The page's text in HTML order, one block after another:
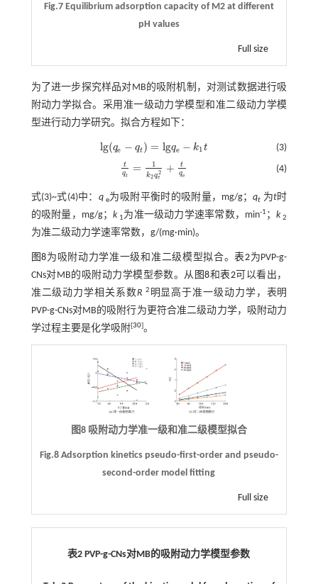
Fig.7 Equilibrium adsorption capacity of M2 at different
pH values
Full size
为了进一步探究样品对MB的吸附机制，对测试数据进行吸
附动力学拟合。采用准一级动力学模型和准二级动力学模
型进行动力学研究。拟合方程如下：
lg(qe − qt ) = lgqe − k1t
lg(qe- qt) =lgq e- k1t (3)
t
qt
= 1
k2q2
e
+
t
qe
tqt =1 k2qe2 +t qe (4)
式(3)~式(4)中： q e为吸附平衡时的吸附量，mg/g；qt 为t时
的吸附量，mg/g； k 1为准一级动力学速率常数，min-1 ；k 2
为准二级动力学速率常数，g/(mg·min)。
图8为吸附动力学准一级和准二级模型拟合。表2为PVP-g-
CNs对MB的吸附动力学模型参数。从 图8和表2可以看出，
准二级动力学相关系数R 2 明显高于准一级动力学，表明
PVP-g-CNs对MB的吸附行为更符合准二级动力学，吸附动力
学过程主要是化学吸附[30]。
图8 吸附动力学准一级和准二级模型拟合
Fig.8 Adsorption kinetics pseudo-first-order and pseudo-
second-order model fitting
Full size
表2 PVP-g-CNs对MB的吸附动力学模型参数